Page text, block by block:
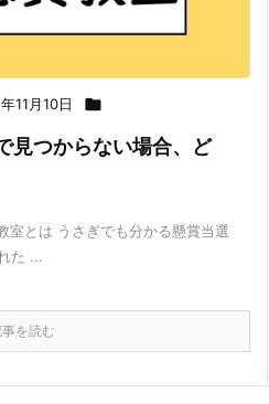
11月10日 
見つからない場合、ど
室とは うさぎでも分かる懸賞当選
た ...
を読む